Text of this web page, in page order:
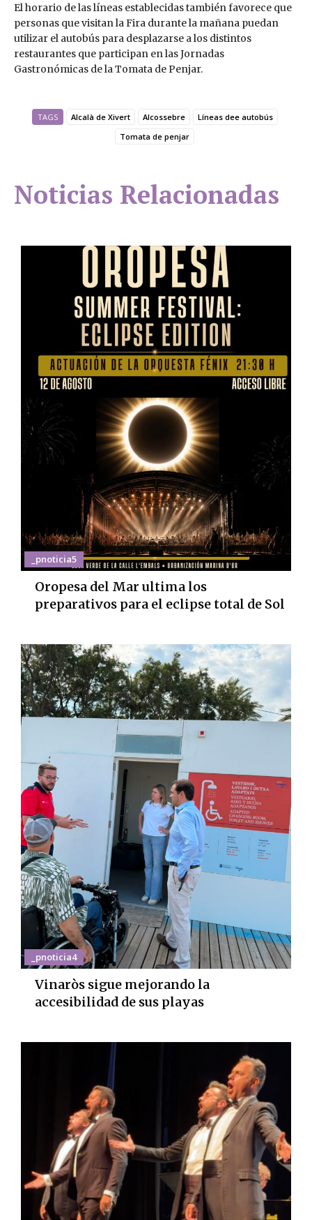
El horario de las líneas establecidas también favorece que
personas que visitan la Fira durante la mañana puedan
utilizar el autobús para desplazarse a los distintos
restaurantes que participan en las Jornadas
Gastronómicas de la Tomata de Penjar.
TAGS Alcalà de Xivert Alcossebre
Líneas dee autobús
Tomata de penjar
Noticias Relacionadas
_pnoticia5
Oropesa del Mar ultima los
preparativos para el eclipse total de Sol
_pnoticia4
Vinaròs sigue mejorando la
accesibilidad de sus playas